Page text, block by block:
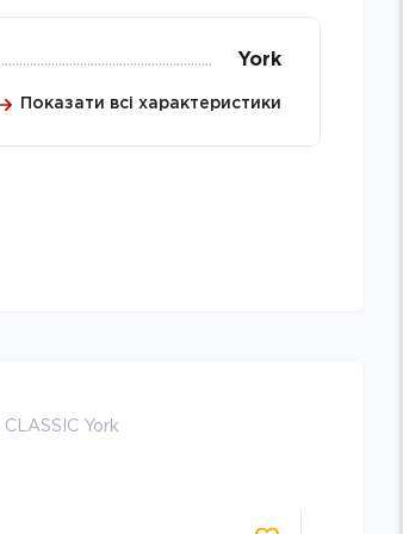
York
Показати всі характеристики
York